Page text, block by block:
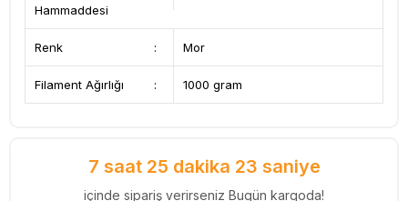
Hammaddesi
Renk : Mor
Filament Ağırlığı : 1000 gram
7 saat 25 dakika 22 saniye
içinde sipariş verirseniz Bugün kargoda!